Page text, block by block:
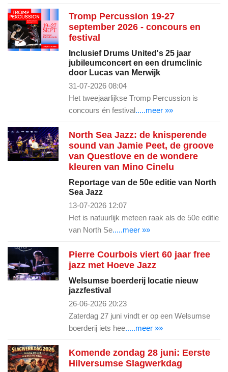
Tromp Percussion 19-27
september 2026 - concours en
festival
Inclusief Drums United's 25 jaar
jubileumconcert en een drumclinic
door Lucas van Merwijk
31-07-2026 08:04
Het tweejaarlijkse Tromp Percussion is
concours én festival.....meer »»
North Sea Jazz: de knisperende
sound van Jamie Peet, de groove
van Questlove en de wondere
kleuren van Mino Cinelu
Reportage van de 50e editie van North
Sea Jazz
13-07-2026 12:07
Het is natuurlijk meteen raak als de 50e editie
van North Se.....meer »»
Pierre Courbois viert 60 jaar free
jazz met Hoeve Jazz
Welsumse boerderij locatie nieuw
jazzfestival
26-06-2026 20:23
Zaterdag 27 juni vindt er op een Welsumse
boerderij iets hee.....meer »»
Komende zondag 28 juni: Eerste
Hilversumse Slagwerkdag